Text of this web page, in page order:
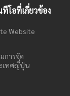
ทีโอที่เกี่ยวข้อง
Website
การจัด
เทศญี่ปุ่น